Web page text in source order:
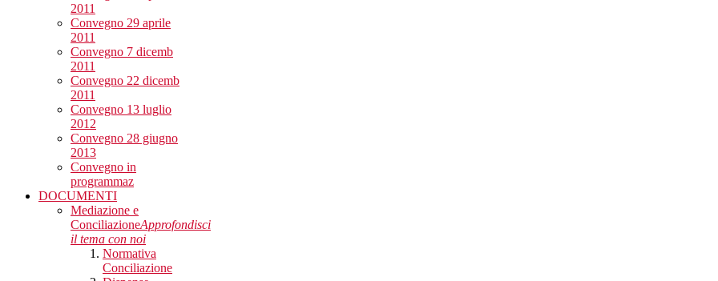
2011
Convegno 29 aprile
2011
Convegno 7 dicemb
2011
Convegno 22 dicemb
2011
Convegno 13 luglio
2012
Convegno 28 giugno
2013
Convegno in
programmaz
DOCUMENTI
Mediazione e
ConciliazioneApprofondisci
il tema con noi
Normativa
Conciliazione